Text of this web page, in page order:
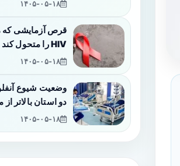
۱۴۰۵-۰۵-۱۸
قرص آزمایشی که
HIV را متحول کند
۱۴۰۵-۰۵-۱۸
وضعیت شیوع
دو استان بالاتر
۱۴۰۵-۰۵-۱۸